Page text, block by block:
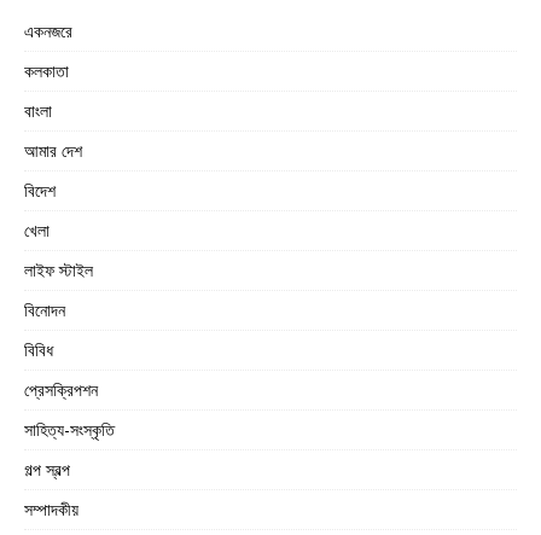
একনজরে
কলকাতা
বাংলা
আমার দেশ
বিদেশ
খেলা
লাইফ স্টাইল
বিনোদন
বিবিধ
প্রেসক্রিপশন
সাহিত্য-সংস্কৃতি
গল্প স্বল্প
সম্পাদকীয়